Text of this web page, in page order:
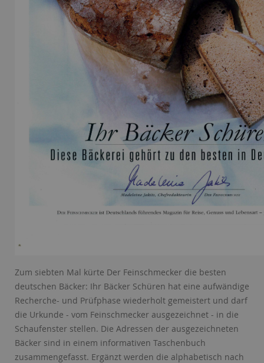
Zum siebten Mal kürte Der Feinschmecker die besten
deutschen Bäcker: Ihr Bäcker Schüren hat eine aufwändige
Recherche- und Prüfphase wiederholt gemeistert und darf
die Urkunde - vom Feinschmecker ausgezeichnet - in die
Schaufenster stellen. Die Adressen der ausgezeichneten
Bäcker sind in einem informativen Taschenbuch
zusammengefasst. Ergänzt werden die alphabetisch nach
Dauer der Browsersitzung